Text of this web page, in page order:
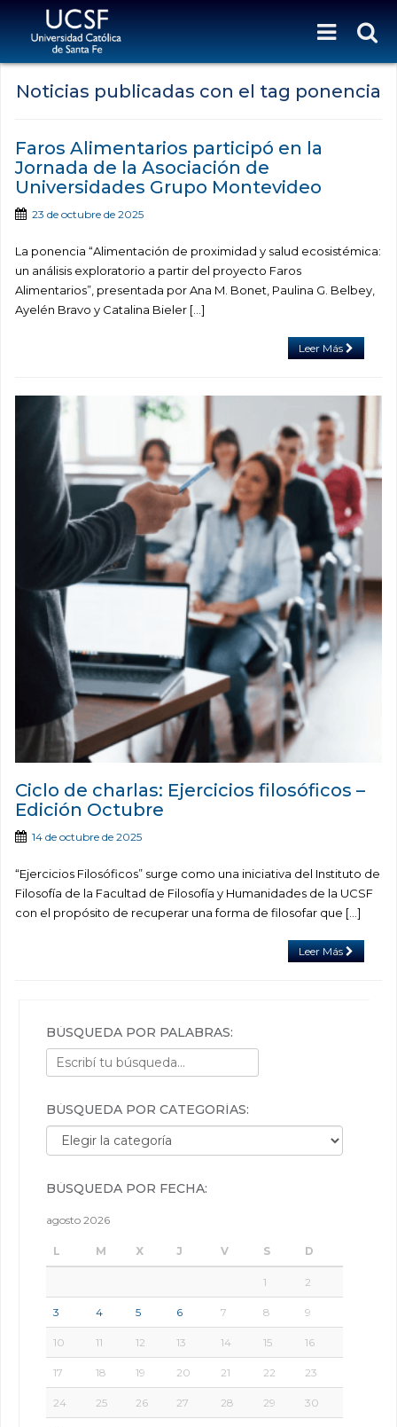
Noticias publicadas con el tag ponencia
Faros Alimentarios participó en la
Jornada de la Asociación de
Universidades Grupo Montevideo
23 de octubre de 2025
La ponencia “Alimentación de proximidad y salud ecosistémica:
un análisis exploratorio a partir del proyecto Faros
Alimentarios”, presentada por Ana M. Bonet, Paulina G. Belbey,
Ayelén Bravo y Catalina Bieler […]
Leer Más
Ciclo de charlas: Ejercicios filosóficos –
Edición Octubre
14 de octubre de 2025
“Ejercicios Filosóficos” surge como una iniciativa del Instituto de
Filosofía de la Facultad de Filosofía y Humanidades de la UCSF
con el propósito de recuperar una forma de filosofar que […]
Leer Más
BÚSQUEDA POR PALABRAS:
BÚSQUEDA POR CATEGORÍAS:
Búsqueda por categorías:
BÚSQUEDA POR FECHA:
agosto 2026
L M X J V S D
1 2
3 4 5 6 7 8 9
10 11 12 13 14 15 16
17 18 19 20 21 22 23
24 25 26 27 28 29 30